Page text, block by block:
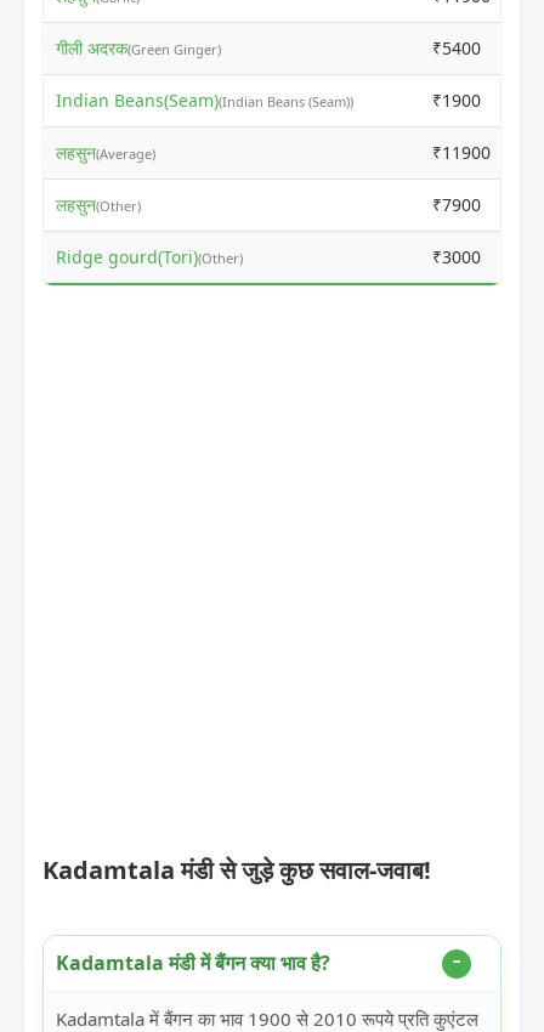
गीली अदरक(Green Ginger) ₹5400
Indian Beans(Seam)(Indian Beans (Seam)) ₹1900
लहसुन(Average) ₹11900
लहसुन(Other) ₹7900
Ridge gourd(Tori)(Other) ₹3000
Kadamtala मंडी से जुड़े कुछ सवाल-जवाब!
Kadamtala मंडी में बैंगन क्या भाव है?
Kadamtala में बैंगन का भाव 1900 से 2010 रूपये प्रति कुएंटल